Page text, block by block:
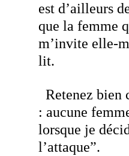
est d’ailleurs
que la femme
m’invite elle-
lit.
Retenez bien
:aucune
lorsque je
l’attaque”.